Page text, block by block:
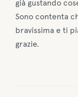
già gustando
Sono contenta
bravissima e ti
grazie.